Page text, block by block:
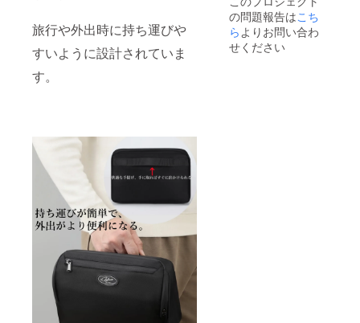
旅行や外出時に持ち運びや
すいように設計されていま
す。
の問題報告はこち
らよりお問い合わ
せください